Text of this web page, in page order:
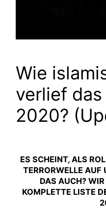
Wie
verlief
2020?
ES SCHEINT, ALS
TERRORWELLE
DAS AUCH?
KOMPLETTE LISTE